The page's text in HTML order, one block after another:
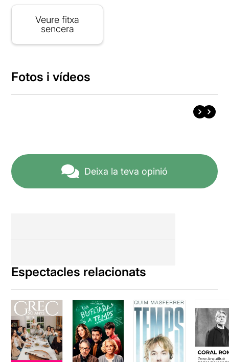
Veure fitxa
sencera
Fotos i vídeos
Deixa la teva opinió
Espectacles relacionats